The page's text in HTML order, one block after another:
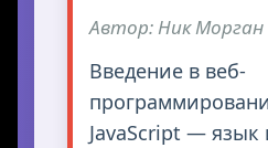
Автор: Ник Морган
Введение в веб-
JavaScript — язык